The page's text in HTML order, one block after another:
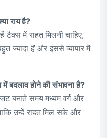
राय है?
टैक्स में राहत मिलनी चाहिए,
ज्यादा हैं और इससे व्यापार में
बदलाव होने की संभावना है?
बनाते समय मध्यम वर्ग और
उन्हें राहत मिल सके और